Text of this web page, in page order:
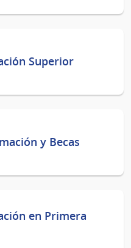
Superior
y Becas
en Primera